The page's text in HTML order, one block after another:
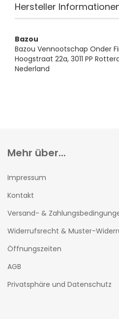
Hersteller
Bazou
Bazou Vennootschap Onder
Hoogstraat 22a, 3011 PP
Nederland
Mehr über...
Impressum
Kontakt
Versand- &
Widerrufsrecht & Muster-
Öffnungszeiten
AGB
Privatsphäre und Datenschutz